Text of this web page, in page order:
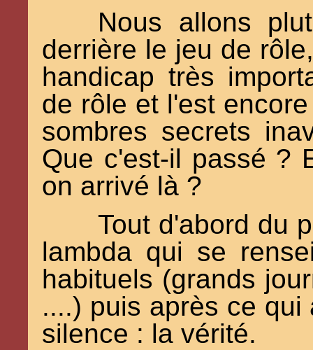
Nous allons
derrière le jeu de
handicap très
de rôle et l'est
sombres secrets
Que c'est-il passé ?
on arrivé là ?
Tout d'abord du
lambda qui se
habituels (grands
....) puis après ce
silence : la vérité.